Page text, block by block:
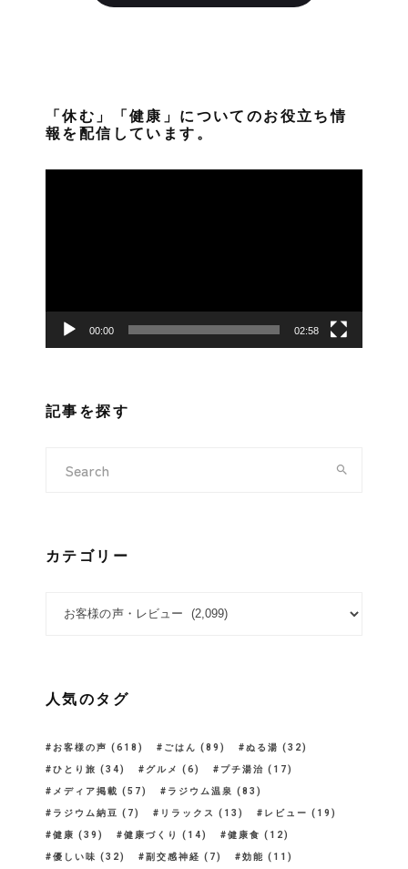
「休む」「健康」についてのお役立ち情
報を配信しています。
ー
00:00 02:58
記事を探す
カテゴリー
人気のタグ
お客様の声 (618) ごはん (89) ぬる湯 (32)
ひとり旅 (34) グルメ (6) プチ湯治 (17)
メディア掲載 (57) ラジウム温泉 (83)
ラジウム納豆 (7) リラックス (13) レビュー (19)
健康 (39) 健康づくり (14) 健康食 (12)
優しい味 (32) 副交感神経 (7) 効能 (11)